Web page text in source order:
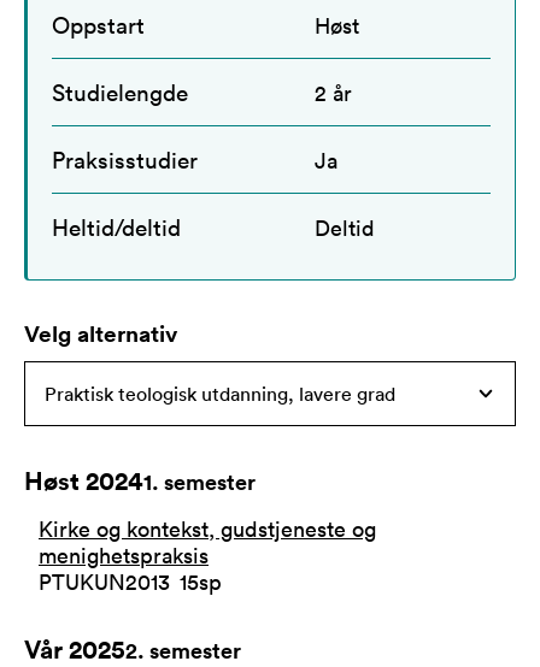
Oppstart Høst
Studielengde 2 år
Praksisstudier Ja
Heltid/deltid Deltid
Velg alternativ
Høst 20241. semester
Kirke og kontekst, gudstjeneste og
menighetspraksis
PTUKUN2013 15sp
Vår 20252. semester